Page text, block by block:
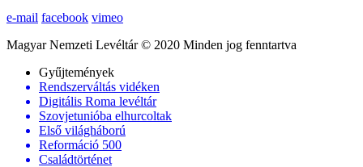
e-mail facebook vimeo
Magyar Nemzeti Levéltár © 2020 Minden jog fenntartva
Gyűjtemények
Rendszerváltás vidéken
Digitális Roma levéltár
Szovjetunióba elhurcoltak
Első világháború
Reformáció 500
Családtörténet